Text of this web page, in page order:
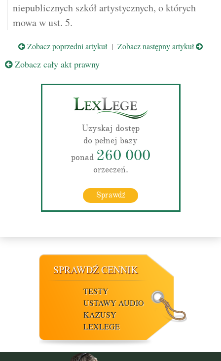
niepublicznych szkół artystycznych, o których
mowa w ust. 5.
Zobacz poprzedni artykuł | Zobacz następny artykuł
Zobacz cały akt prawny
Uzyskaj dostęp
do pełnej bazy
ponad 260 000
orzeczeń.
Sprawdź
SPRAWDŹ CENNIK
TESTY
USTAWY AUDIO
KAZUSY
LEXLEGE